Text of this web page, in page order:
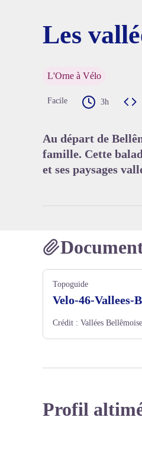
Les
L'Orne à Vélo
Facile 3h
Au départ de
famille. Cette
et ses paysages
Topoguide
Velo-46-Vallees-
Crédit : Vallées
Profil